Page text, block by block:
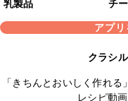
乳製品
チ
アプ
クラシ
「きちんとおいしく作れ
レシピ動